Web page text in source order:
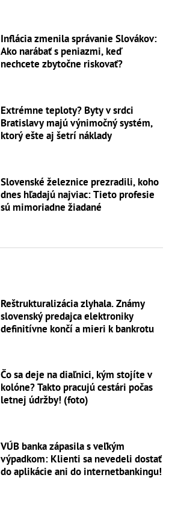
Inflácia zmenila správanie Slovákov:
Ako narábať s peniazmi, keď
nechcete zbytočne riskovať?
Extrémne teploty? Byty v srdci
Bratislavy majú výnimočný systém,
ktorý ešte aj šetrí náklady
Slovenské železnice prezradili, koho
dnes hľadajú najviac: Tieto profesie
sú mimoriadne žiadané
Reštrukturalizácia zlyhala. Známy
slovenský predajca elektroniky
definitívne končí a mieri k bankrotu
Čo sa deje na diaľnici, kým stojíte v
kolóne? Takto pracujú cestári počas
letnej údržby! (foto)
VÚB banka zápasila s veľkým
výpadkom: Klienti sa nevedeli dostať
do aplikácie ani do internetbankingu!